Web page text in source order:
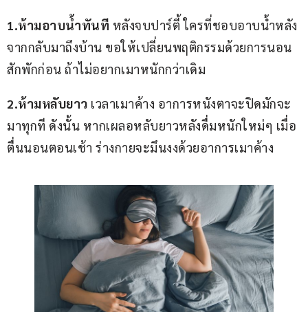
1.ห้ามอาบน้ำทันที หลังจบปาร์ตี้ ใครที่ชอบอาบน้ำหลัง
จากกลับมาถึงบ้าน ขอให้เปลี่ยนพฤติกรรมด้วยการนอน
สักพักก่อน ถ้าไม่อยากเมาหนักกว่าเดิม
2.ห้ามหลับยาว เวลาเมาค้าง อาการหนังตาจะปิดมักจะ
มาทุกที ดังนั้น หากเผลอหลับยาวหลังดื่มหนักใหม่ๆ เมื่อ
ตื่นนอนตอนเช้า ร่างกายจะมึนงงด้วยอาการเมาค้าง